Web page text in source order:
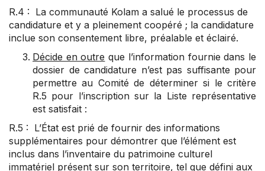
R.4 : La communauté Kolam a salué le processus de
candidature et y a pleinement coopéré ; la candidature
inclue son consentement libre, préalable et éclairé.
Décide en outre que l’information fournie dans le
dossier de candidature n’est pas suffisante pour
permettre au Comité de déterminer si le critère
R.5 pour l’inscription sur la Liste représentative
est satisfait :
R.5 : L’État est prié de fournir des informations
supplémentaires pour démontrer que l’élément est
inclus dans l’inventaire du patrimoine culturel
immatériel présent sur son territoire, tel que défini aux